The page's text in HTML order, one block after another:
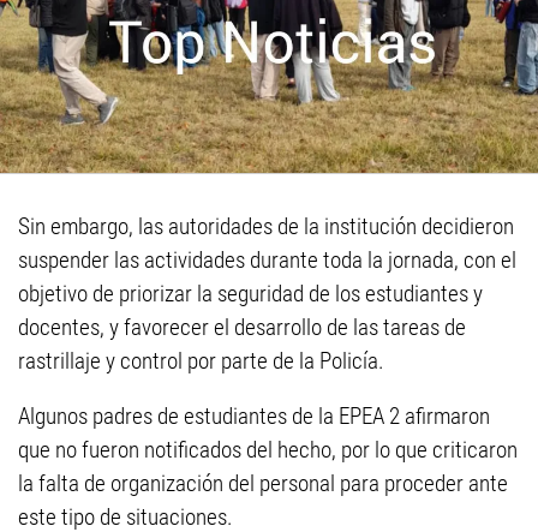
Sin embargo, las autoridades de la institución decidieron
suspender las actividades durante toda la jornada, con el
objetivo de priorizar la seguridad de los estudiantes y
docentes, y favorecer el desarrollo de las tareas de
rastrillaje y control por parte de la Policía.
Algunos padres de estudiantes de la EPEA 2 afirmaron
que no fueron notificados del hecho, por lo que criticaron
la falta de organización del personal para proceder ante
este tipo de situaciones.